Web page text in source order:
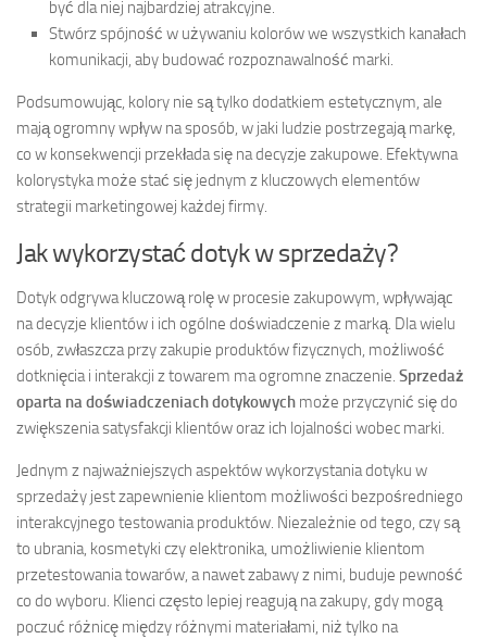
być dla niej najbardziej atrakcyjne.
Stwórz spójność w używaniu kolorów we wszystkich kanałach
komunikacji, aby budować rozpoznawalność marki.
Podsumowując, kolory nie są tylko dodatkiem estetycznym, ale
mają ogromny wpływ na sposób, w jaki ludzie postrzegają markę,
co w konsekwencji przekłada się na decyzje zakupowe. Efektywna
kolorystyka może stać się jednym z kluczowych elementów
strategii marketingowej każdej firmy.
Jak wykorzystać dotyk w sprzedaży?
Dotyk odgrywa kluczową rolę w procesie zakupowym, wpływając
na decyzje klientów i ich ogólne doświadczenie z marką. Dla wielu
osób, zwłaszcza przy zakupie produktów fizycznych, możliwość
dotknięcia i interakcji z towarem ma ogromne znaczenie. Sprzedaż
oparta na doświadczeniach dotykowych może przyczynić się do
zwiększenia satysfakcji klientów oraz ich lojalności wobec marki.
Jednym z najważniejszych aspektów wykorzystania dotyku w
sprzedaży jest zapewnienie klientom możliwości bezpośredniego
interakcyjnego testowania produktów. Niezależnie od tego, czy są
to ubrania, kosmetyki czy elektronika, umożliwienie klientom
przetestowania towarów, a nawet zabawy z nimi, buduje pewność
co do wyboru. Klienci często lepiej reagują na zakupy, gdy mogą
poczuć różnicę między różnymi materiałami, niż tylko na